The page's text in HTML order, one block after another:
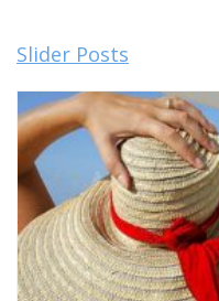
Slider Posts